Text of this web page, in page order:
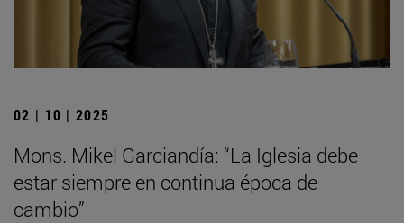
02 | 10 | 2025
Mons. Mikel Garciandía: “La Iglesia debe
estar siempre en continua época de
cambio”